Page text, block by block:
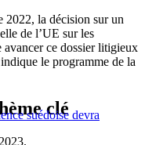
2022, la décision sur un
de l’UE sur les
ce dossier litigieux
le programme de la
suédoise devra
clé